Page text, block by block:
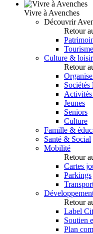
Vivre à Avenches
Découvrir
Retour
Tourisme
Culture &
Retour
Sociétés
Jeunes
Seniors
Culture
Famille &
Santé & Social
Mobilité
Retour
Cartes
Parkings
Retour
Label
Soutien
Plan